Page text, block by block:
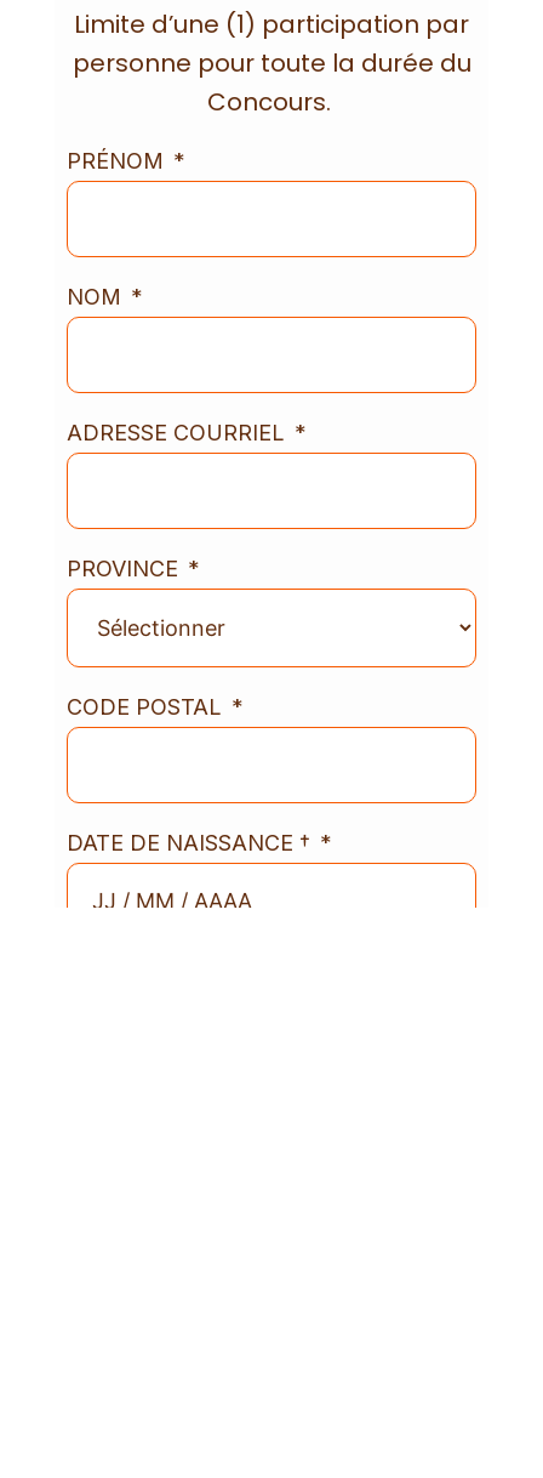
Limite d’une (1) participation par
personne pour toute la durée du
Concours.
PRÉNOM
NOM
ADRESSE COURRIEL
PROVINCE
CODE POSTAL
DATE DE NAISSANCE †